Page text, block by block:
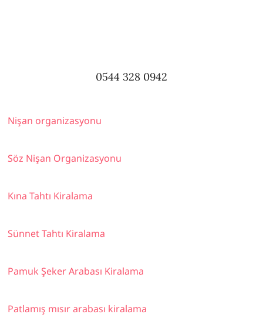
0544 328 0942
Nişan organizasyonu
Söz Nişan Organizasyonu
Kına Tahtı Kiralama
Sünnet Tahtı Kiralama
Pamuk Şeker Arabası Kiralama
Patlamış mısır arabası kiralama